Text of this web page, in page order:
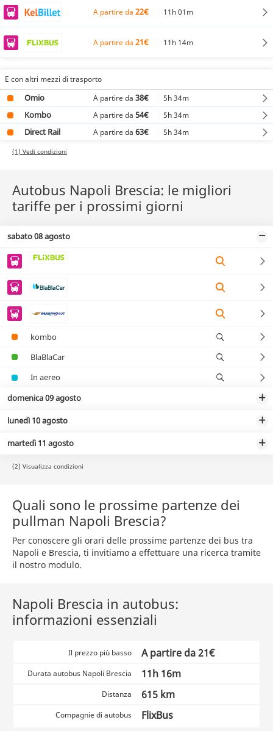
A partire da 22€ 11h 01m
A partire da 21€ 11h 14m
E con altri mezzi di trasporto
Omio A partire da 38€ 5h 34m
Kombo A partire da 54€ 5h 34m
Direct Rail A partire da 63€ 5h 34m
(1) Vedi condizioni
Autobus Napoli Brescia: le migliori
tariffe per i prossimi giorni
sabato 08 agosto
kombo
BlaBlaCar
In aereo
domenica 09 agosto
lunedì 10 agosto
martedì 11 agosto
(2) Visualizza condizioni
Quali sono le prossime partenze dei
pullman Napoli Brescia?
Per conoscere gli orari delle prossime partenze dei bus tra
Napoli e Brescia, ti invitiamo a effettuare una ricerca tramite
il nostro modulo.
Napoli Brescia in autobus:
informazioni essenziali
Il prezzo più basso A partire da 21€
Durata autobus Napoli Brescia 11h 16m
Distanza 615 km
Compagnie di autobus FlixBus